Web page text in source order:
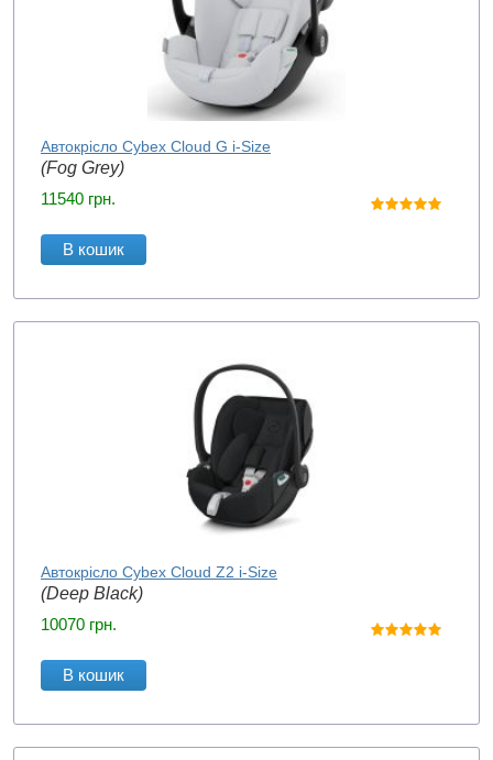
Автокрісло Cybex Cloud G i-Size
(Fog Grey)
11540 грн.
В кошик
Автокрісло Cybex Cloud Z2 i-Size
(Deep Black)
10070 грн.
В кошик